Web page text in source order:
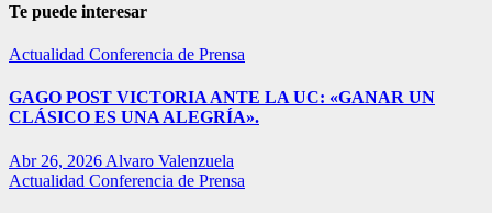
Te puede interesar
Actualidad Conferencia de Prensa
GAGO POST VICTORIA ANTE LA UC: «GANAR UN
CLÁSICO ES UNA ALEGRÍA».
Abr 26, 2026 Alvaro Valenzuela
Actualidad Conferencia de Prensa